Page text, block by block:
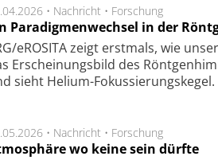
• Nachricht • Forschung
Paradigmenwechsel in der
eROSITA zeigt erst­mals, wie
Er­schei­nungs­bild des
sieht Helium-Fokus­sie­rungs­ke­gel.
• Nachricht • Forschung
wo keine sein dürfte